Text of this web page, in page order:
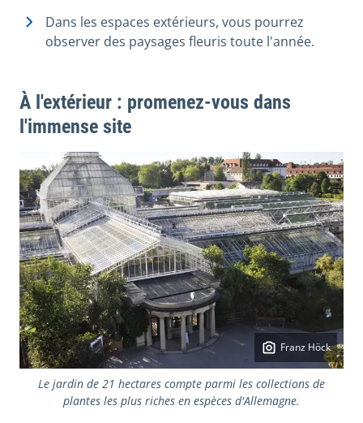
Dans les espaces extérieurs, vous pourrez
observer des paysages fleuris toute l'année.
À l'extérieur : promenez-vous dans
l'immense site
Franz Höck
Le jardin de 21 hectares compte parmi les collections de
plantes les plus riches en espèces d'Allemagne.